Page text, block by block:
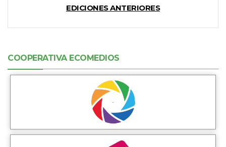
EDICIONES ANTERIORES
COOPERATIVA ECOMEDIOS